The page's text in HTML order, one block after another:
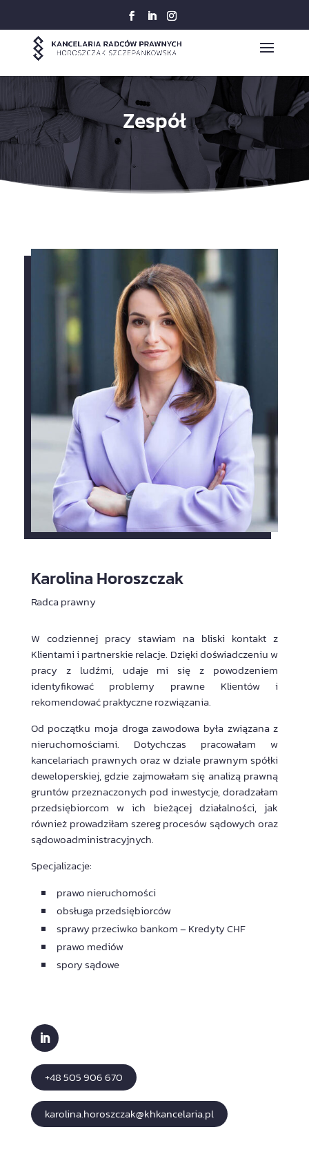
Zespół
Karolina Horoszczak
Radca prawny
W codziennej pracy stawiam na bliski kontakt z
Klientami i partnerskie relacje. Dzięki doświadczeniu w
pracy z ludźmi, udaje mi się z powodzeniem
identyfikować problemy prawne Klientów i
rekomendować praktyczne rozwiązania.
Od początku moja droga zawodowa była związana z
nieruchomościami. Dotychczas pracowałam w
kancelariach prawnych oraz w dziale prawnym spółki
deweloperskiej, gdzie zajmowałam się analizą prawną
gruntów przeznaczonych pod inwestycje, doradzałam
przedsiębiorcom w ich bieżącej działalności, jak
również prowadziłam szereg procesów sądowych oraz
sądowoadministracyjnych.
Specjalizacje:
prawo nieruchomości
obsługa przedsiębiorców
sprawy przeciwko bankom – Kredyty CHF
prawo mediów
spory sądowe
+48 505 906 670
karolina.horoszczak@khkancelaria.pl